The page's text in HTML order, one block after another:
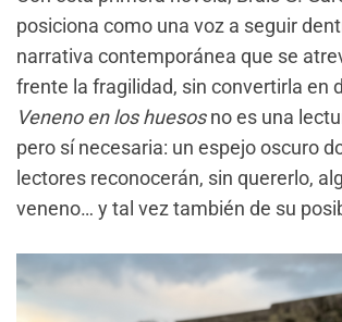
posiciona como una voz a seguir
narrativa contemporánea que se
frente la fragilidad, sin convertirla en
Veneno en los huesosno es una
pero sí necesaria: un espejo oscuro
lectores reconocerán, sin quererlo,
veneno… y tal vez también de su